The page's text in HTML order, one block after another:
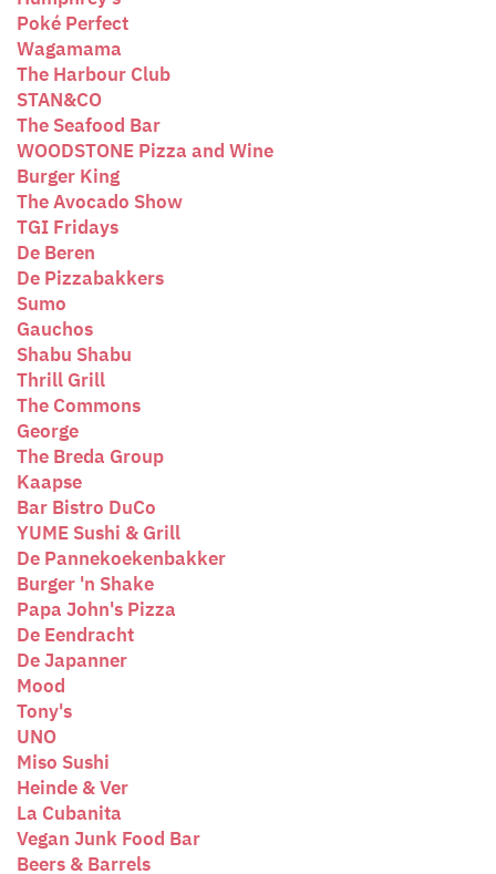
Poké Perfect
Wagamama
The Harbour Club
STAN&CO
The Seafood Bar
WOODSTONE Pizza and Wine
Burger King
The Avocado Show
TGI Fridays
De Beren
De Pizzabakkers
Sumo
Gauchos
Shabu Shabu
Thrill Grill
The Commons
George
The Breda Group
Kaapse
Bar Bistro DuCo
YUME Sushi & Grill
De Pannekoekenbakker
Burger 'n Shake
Papa John's Pizza
De Eendracht
De Japanner
Mood
Tony's
UNO
Miso Sushi
Heinde & Ver
La Cubanita
Vegan Junk Food Bar
Beers & Barrels